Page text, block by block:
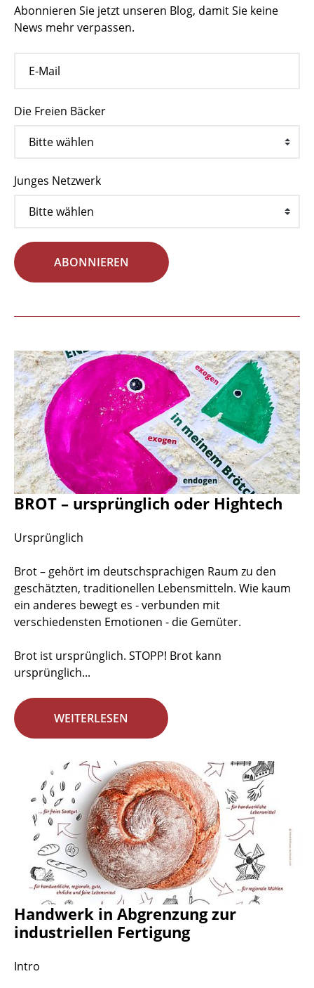
Abonnieren Sie jetzt unseren Blog, damit Sie keine
News mehr verpassen.
Die Freien Bäcker
Junges Netzwerk
ABONNIEREN
BROT – ursprünglich oder Hightech
Ursprünglich
Brot – gehört im deutschsprachigen Raum zu den
geschätzten, traditionellen Lebensmitteln. Wie kaum
ein anderes bewegt es - verbunden mit
verschiedensten Emotionen - die Gemüter.
Brot ist ursprünglich. STOPP! Brot kann
ursprünglich...
WEITERLESEN
Handwerk in Abgrenzung zur
industriellen Fertigung
Intro